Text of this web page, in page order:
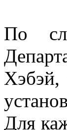
По
Хэбэй,
Для